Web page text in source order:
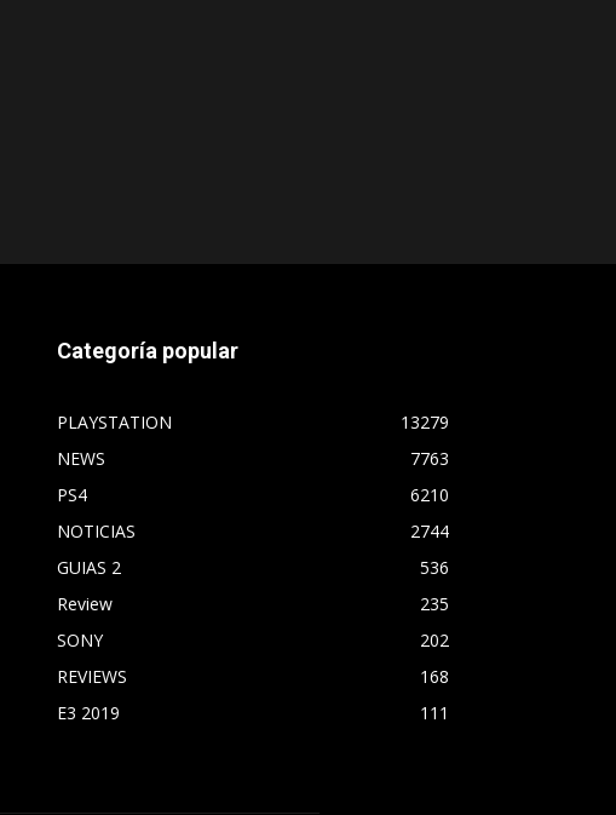
Categoría popular
PLAYSTATION
13279
NEWS
7763
PS4
6210
NOTICIAS
2744
GUIAS 2
536
Review
235
SONY
202
REVIEWS
168
E3 2019
111